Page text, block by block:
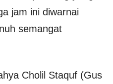
jam ini diwarnai
semangat
Cholil Staquf (Gus